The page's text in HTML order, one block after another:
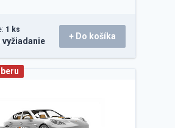
1 ks
vyžiadanie + Do košíka